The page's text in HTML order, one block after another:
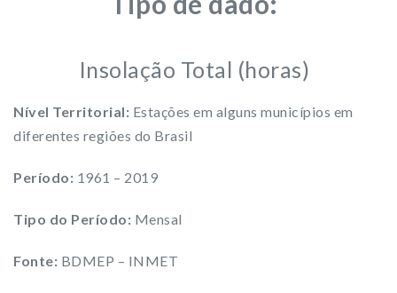
Insolação Total (horas)
Nível Territorial: Estações em alguns municípios em
diferentes regiões do Brasil
Período: 1961 – 2019
Tipo do Período: Mensal
Fonte: BDMEP – INMET